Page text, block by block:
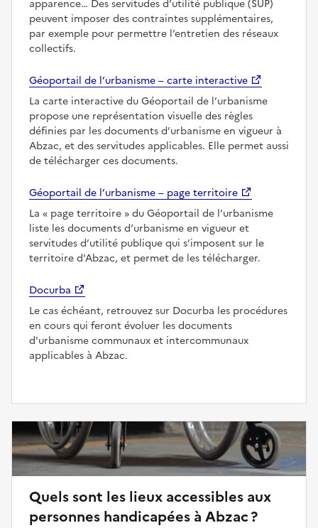
apparence… Des servitudes d’utilité publique (SUP)
peuvent imposer des contraintes supplémentaires,
par exemple pour permettre l’entretien des réseaux
collectifs.
Géoportail de l’urbanisme – carte interactive
La carte interactive du Géoportail de l’urbanisme
propose une représentation visuelle des règles
définies par les documents d’urbanisme en vigueur à
Abzac, et des servitudes applicables. Elle permet aussi
de télécharger ces documents.
Géoportail de l’urbanisme – page territoire
La
page territoire
du Géoportail de l’urbanisme
liste les documents d’urbanisme en vigueur et
servitudes d’utilité publique qui s’imposent sur le
territoire d'Abzac, et permet de les télécharger.
Docurba
Le cas échéant, retrouvez sur Docurba les procédures
en cours qui feront évoluer les documents
d'urbanisme communaux et intercommunaux
applicables à Abzac.
Quels sont les lieux accessibles aux
personnes handicapées à Abzac ?